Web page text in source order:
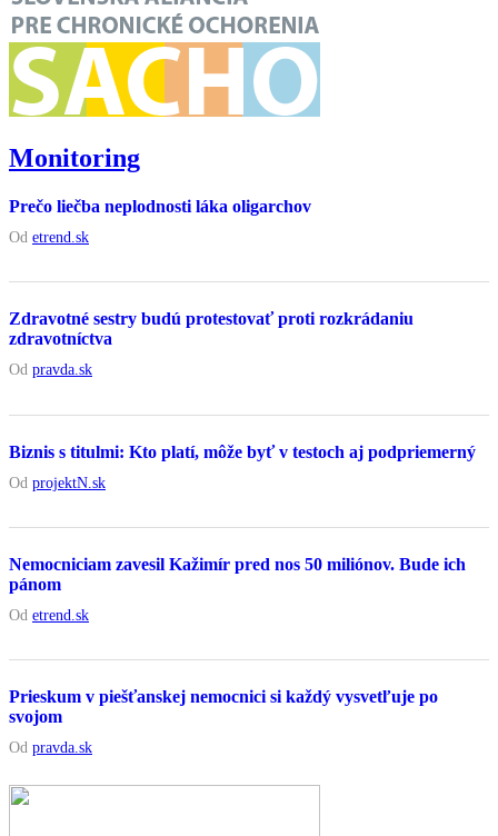
Monitoring
Prečo liečba neplodnosti láka oligarchov
Od etrend.sk
Zdravotné sestry budú protestovať proti rozkrádaniu
zdravotníctva
Od pravda.sk
Biznis s titulmi: Kto platí, môže byť v testoch aj podpriemerný
Od projektN.sk
Nemocniciam zavesil Kažimír pred nos 50 miliónov. Bude ich
pánom
Od etrend.sk
Prieskum v piešťanskej nemocnici si každý vysvetľuje po
svojom
Od pravda.sk